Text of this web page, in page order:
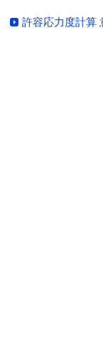
許容応力度計算